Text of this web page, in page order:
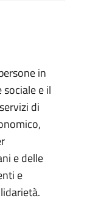
in
e il
di
e delle
e